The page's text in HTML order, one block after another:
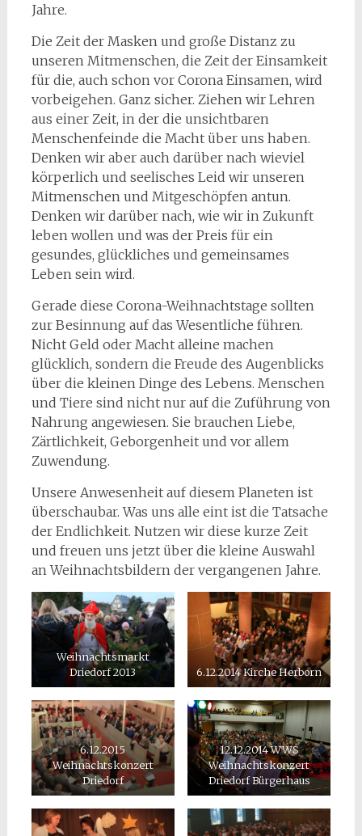
Jahre.
Die Zeit der Masken und große Distanz zu
unseren Mitmenschen, die Zeit der Einsamkeit
für die, auch schon vor Corona Einsamen, wird
vorbeigehen. Ganz sicher. Ziehen wir Lehren
aus einer Zeit, in der die unsichtbaren
Menschenfeinde die Macht über uns haben.
Denken wir aber auch darüber nach wieviel
körperlich und seelisches Leid wir unseren
Mitmenschen und Mitgeschöpfen antun.
Denken wir darüber nach, wie wir in Zukunft
leben wollen und was der Preis für ein
gesundes, glückliches und gemeinsames
Leben sein wird.
Gerade diese Corona-Weihnachtstage sollten
zur Besinnung auf das Wesentliche führen.
Nicht Geld oder Macht alleine machen
glücklich, sondern die Freude des Augenblicks
über die kleinen Dinge des Lebens. Menschen
und Tiere sind nicht nur auf die Zuführung von
Nahrung angewiesen. Sie brauchen Liebe,
Zärtlichkeit, Geborgenheit und vor allem
Zuwendung.
Unsere Anwesenheit auf diesem Planeten ist
überschaubar. Was uns alle eint ist die Tatsache
der Endlichkeit. Nutzen wir diese kurze Zeit
und freuen uns jetzt über die kleine Auswahl
an Weihnachtsbildern der vergangenen Jahre.
Weihnachtsmarkt
Driedorf 2013
6.12.2014 Kirche Herborn
6.12.2015
Weihnachtskonzert
Driedorf
12.12.2014 WWS
Weihnachtskonzert
Driedorf Bürgerhaus